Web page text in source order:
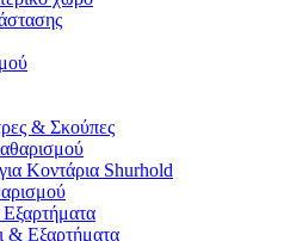
& Σκούπες
Κοντάρια Shurhold
& Εξαρτήματα